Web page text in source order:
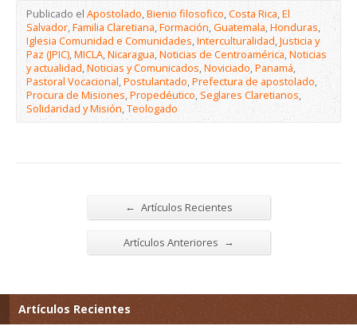
Publicado el Apostolado,Bienio filosofico,Costa Rica,El
Salvador,Familia Claretiana,Formación,Guatemala,Honduras,
Iglesia Comunidad e Comunidades,Interculturalidad,Justicia y
Paz (JPIC),MICLA,Nicaragua,Noticias de Centroamérica,Noticias
y actualidad,Noticias y Comunicados,Noviciado,Panamá,
Pastoral Vocacional,Postulantado,Prefectura de apostolado,
Procura de Misiones,Propedéutico,Seglares Claretianos,
Solidaridad y Misión,Teologado
← Artículos Recientes
Artículos Anteriores →
Artículos Recientes